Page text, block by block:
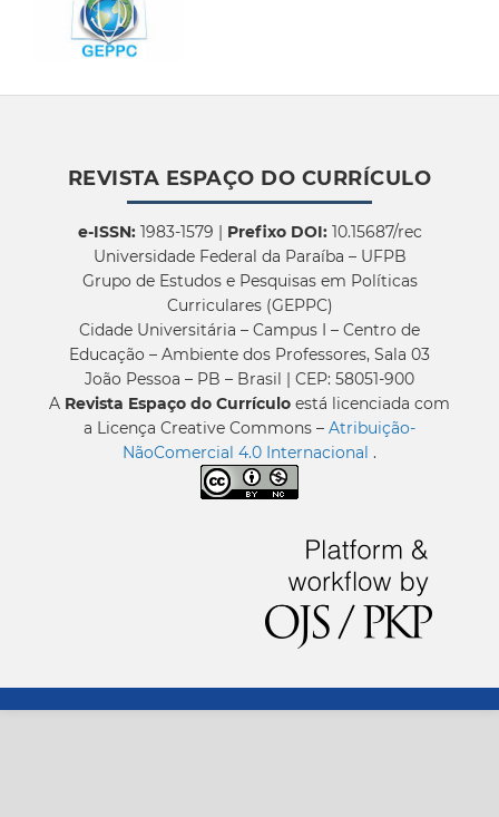
REVISTA ESPAÇO DO CURRÍCULO
e-ISSN:1983-1579 | Prefixo DOI:10.15687/rec
Universidade Federal da Paraíba – UFPB
Grupo de Estudos e Pesquisas em Políticas
Curriculares (GEPPC)
Cidade Universitária – Campus I – Centro de
Educação – Ambiente dos Professores, Sala 03
João Pessoa – PB – Brasil | CEP: 58051-900
A Revista Espaço do Currículo está licenciada com
a Licença Creative Commons – Atribuição-
NãoComercial 4.0 Internacional .